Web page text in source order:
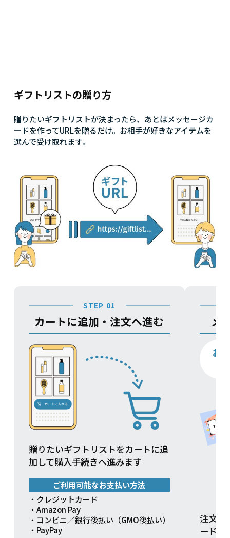
ギフトリストの贈り方
贈りたいギフトリストが決まったら、あとはメッセージカ
ードを作ってURLを贈るだけ。お相手が好きなアイテムを
選んで受け取れます。
STEP 01
カートに追加・注文へ進む
贈りたいギフトリストをカートに追
加して購入手続きへ進みます
ご利用可能なお支払い方法
・クレジットカード
・Amazon Pay
・コンビニ／銀行後払い（GMO後払い）
・PayPay
メ
お
注文方
ードを